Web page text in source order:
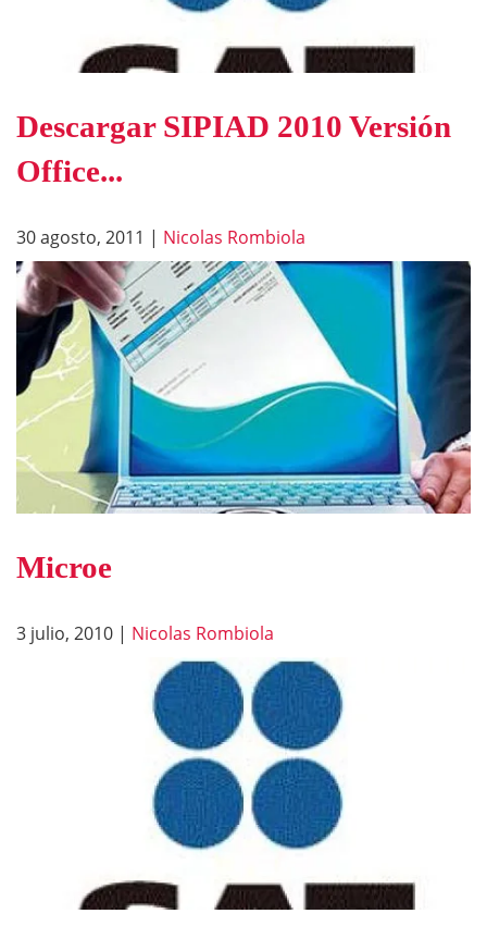
Descargar SIPIAD 2010 Versión
Office...
30 agosto, 2011 | Nicolas Rombiola
Microe
3 julio, 2010 | Nicolas Rombiola